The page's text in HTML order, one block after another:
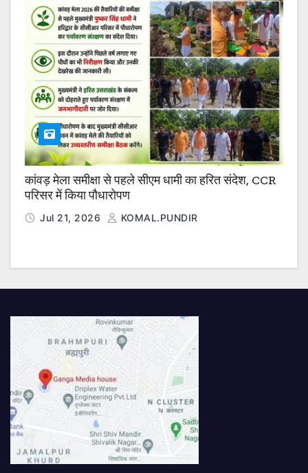
कांवड़ मेला समीक्षा से पहले सीएम धामी का हरित संदेश, CCR
परिसर में किया पौधारोपण
Jul 21, 2026 KOMAL.PUNDIR